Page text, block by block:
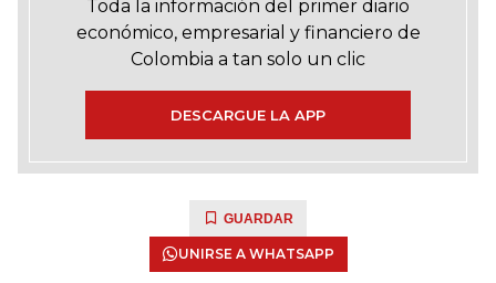
Toda la información del primer diario
económico, empresarial y financiero de
Colombia a tan solo un clic
DESCARGUE LA APP
GUARDAR
UNIRSE A WHATSAPP